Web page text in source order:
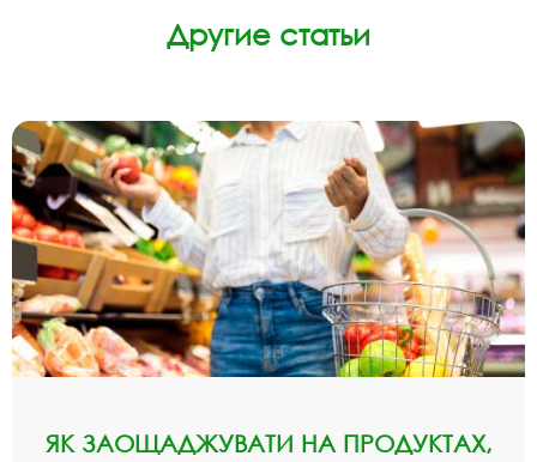
Другие статьи
ЯК ЗАОЩАДЖУВАТИ НА ПРОДУКТАХ,